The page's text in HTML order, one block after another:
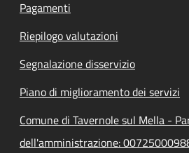
Pagamenti
Riepilogo valutazioni
Segnalazione disservizio
Piano di miglioramento dei servizi
Comune di Tavernole sul Mella -
dell'amministrazione: